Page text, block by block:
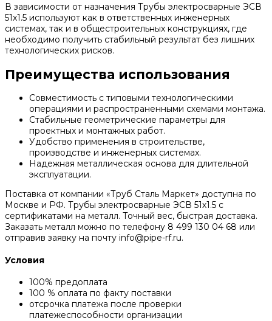
В зависимости от назначения Трубы электросварные ЭСВ
51х1.5 используют как в ответственных инженерных
системах, так и в общестроительных конструкциях, где
необходимо получить стабильный результат без лишних
технологических рисков.
Преимущества использования
Совместимость с типовыми технологическими
операциями и распространенными схемами монтажа.
Стабильные геометрические параметры для
проектных и монтажных работ.
Удобство применения в строительстве,
производстве и инженерных системах.
Надежная металлическая основа для длительной
эксплуатации.
Поставка от компании «Труб Сталь Маркет» доступна по
Москве и РФ. Трубы электросварные ЭСВ 51х1.5 с
сертификатами на металл. Точный вес, быстрая доставка.
Заказать металл можно по телефону 8 499 130 04 68 или
отправив заявку на почту info@pipe-rf.ru.
Условия
100% предоплата
100 % оплата по факту поставки
отсрочка платежа после проверки
платежеспособности организации